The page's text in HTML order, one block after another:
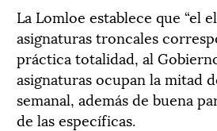
La Lomloe establece que “el
asignaturas troncales
práctica totalidad, al
asignaturas ocupan la mitad
semanal, además de buena
de las específicas.